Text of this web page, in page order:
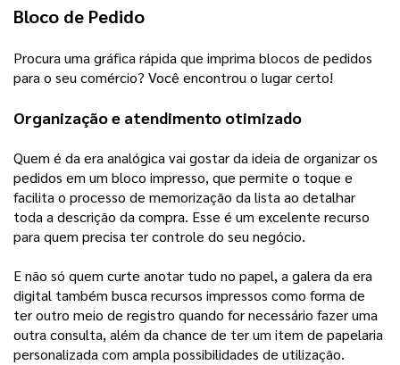
Bloco de Pedido
Procura uma gráfica rápida que imprima blocos de pedidos
para o seu comércio? Você encontrou o lugar certo!
Organização e atendimento otimizado
Quem é da era analógica vai gostar da ideia de organizar os
pedidos em um bloco impresso, que permite o toque e
facilita o processo de memorização da lista ao detalhar
toda a descrição da compra. Esse é um excelente recurso
para quem precisa ter controle do seu negócio.
E não só quem curte anotar tudo no papel, a galera da era
digital também busca recursos impressos como forma de
ter outro meio de registro quando for necessário fazer uma
outra consulta, além da chance de ter um item de papelaria
personalizada com ampla possibilidades de utilização.